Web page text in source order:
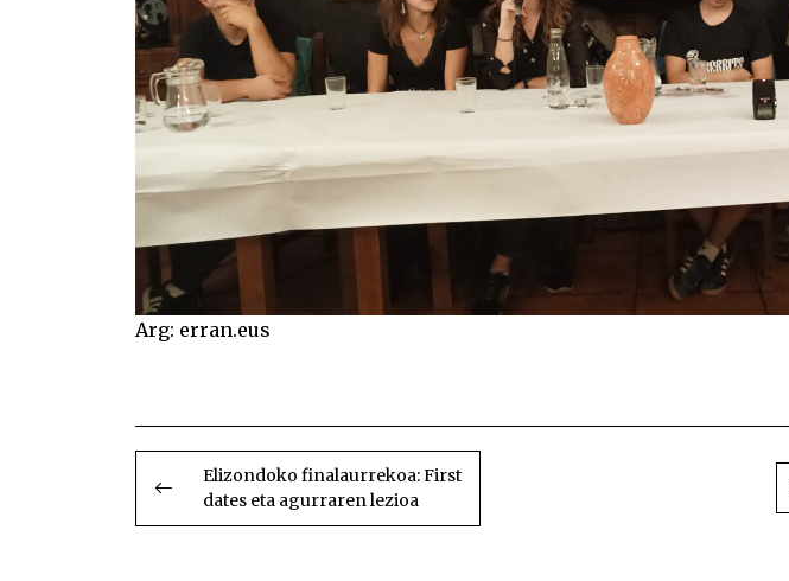
Arg: erran.eus
BIDALKETETAN
ZEHAR
NABIGATU
Elizondoko finalaurrekoa: First
dates eta agurraren lezioa